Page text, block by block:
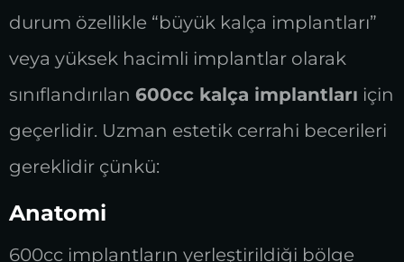
durum özellikle “büyük kalça implantları”
veya yüksek hacimli implantlar olarak
sınıflandırılan 600cc kalça implantları için
geçerlidir. Uzman estetik cerrahi becerileri
gereklidir çünkü:
Anatomi
600cc implantların yerleştirildiği bölge